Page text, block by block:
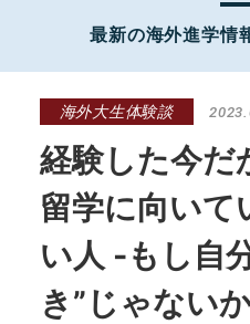
最新の海外進学情
海外大生体験談
経験した今
留学に向いて
い人 -もし自
き”じゃない